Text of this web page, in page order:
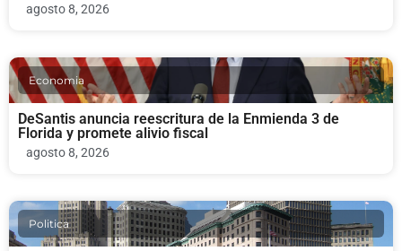
agosto 8, 2026
Economia
DeSantis anuncia reescritura de la Enmienda 3 de
Florida y promete alivio fiscal
agosto 8, 2026
Politica